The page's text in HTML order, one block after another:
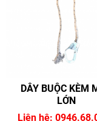
DÂY BUỘC KÈM
LỚN
Liên hệ: